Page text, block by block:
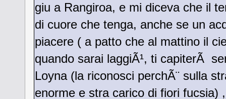
giu a Rangiroa, e mi diceva che il
di cuore che tenga, anche se un
piacere ( a patto che al mattino il
quando sarai laggiÃ¹, ti capiterÃ
Loyna (la riconosci perchÃ¨ sulla
enorme e stra carico di fiori fucsia)